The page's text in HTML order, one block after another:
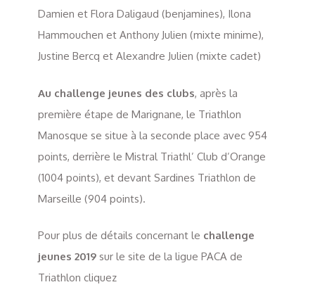
Damien et Flora Daligaud (benjamines), Ilona
Hammouchen et Anthony Julien (mixte minime),
Justine Bercq et Alexandre Julien (mixte cadet)
Au challenge jeunes des clubs, après la
première étape de Marignane, le Triathlon
Manosque se situe à la seconde place avec 954
points, derrière le Mistral Triathl’ Club d’Orange
(1004 points), et devant Sardines Triathlon de
Marseille (904 points).
Pour plus de détails concernant le challenge
jeunes 2019sur le site de la ligue PACA de
Triathlon cliquez